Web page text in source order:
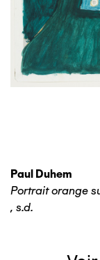
Paul Duhem
Portrait orange
, s.d.